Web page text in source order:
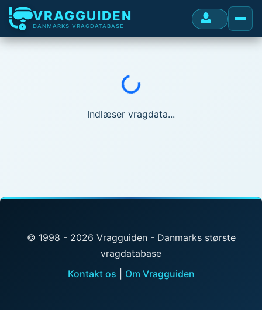
VRAGGUIDEN
DANMARKS VRAGDATABASE
Indlæser...
Indlæser vragdata...
© 1998 - 2026 Vragguiden - Danmarks største
vragdatabase
Kontakt os
Om Vragguiden